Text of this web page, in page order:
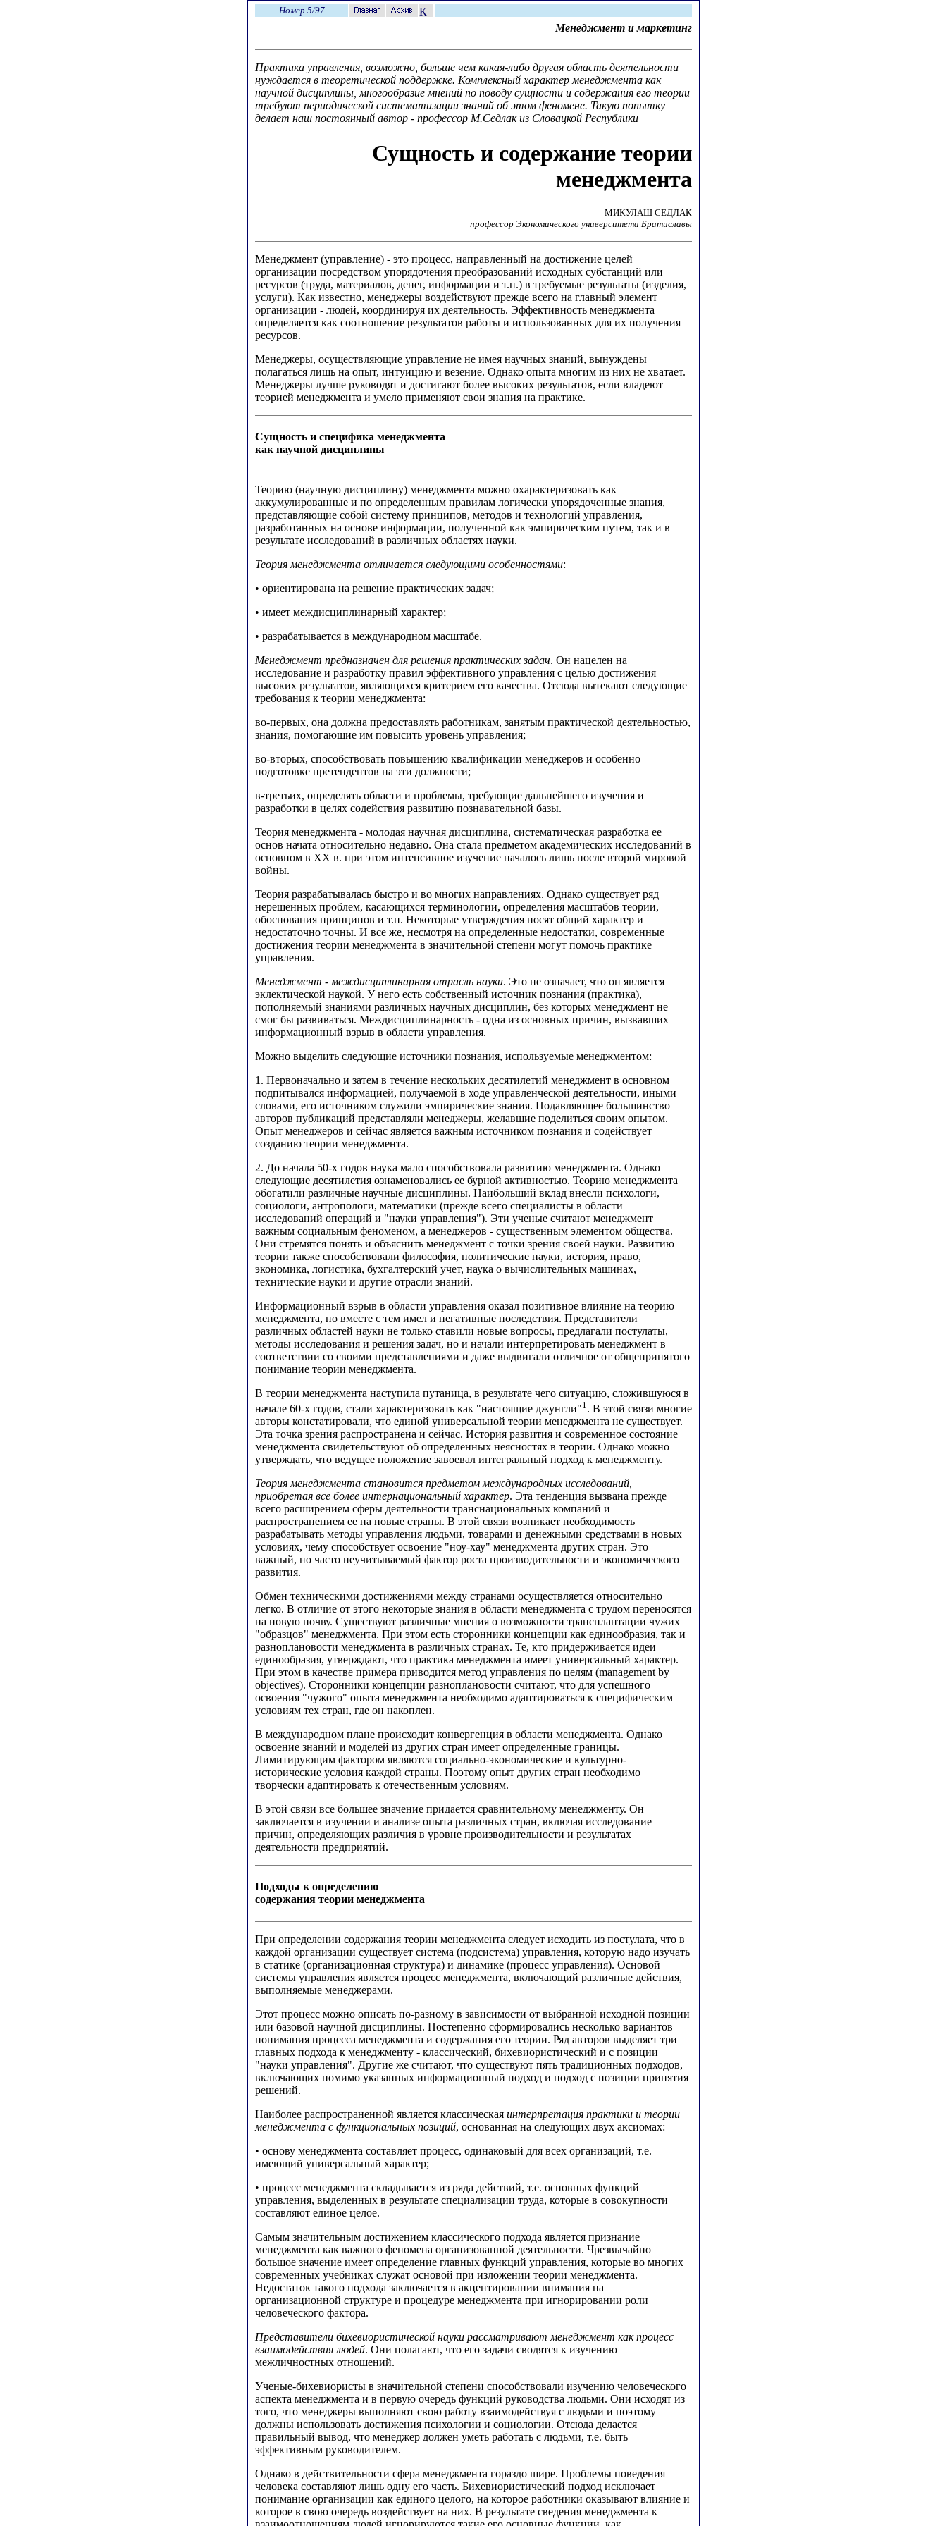
Номер 5/97
Менеджмент и маркетинг
Практика управления, возможно, больше чем какая-либо другая область деятельности
нуждается в теоретической поддержке. Комплексный характер менеджмента как
научной дисциплины, многообразие мнений по поводу сущности и содержания его теории
требуют периодической систематизации знаний об этом феномене. Такую попытку
делает наш постоянный автор - профессор М.Седлак из Словацкой Республики
Сущность и содержание теории
менеджмента
МИКУЛАШ СЕДЛАК
профессор Экономического университета Братиславы
Менеджмент (управление) - это процесс, направленный на достижение целей
организации посредством упорядочения преобразований исходных субстанций или
ресурсов (труда, материалов, денег, информации и т.п.) в требуемые результаты (изделия,
услуги). Как известно, менеджеры воздействуют прежде всего на главный элемент
организации - людей, координируя их деятельность. Эффективность менеджмента
определяется как соотношение результатов работы и использованных для их получения
ресурсов.
Менеджеры, осуществляющие управление не имея научных знаний, вынуждены
полагаться лишь на опыт, интуицию и везение. Однако опыта многим из них не хватает.
Менеджеры лучше руководят и достигают более высоких результатов, если владеют
теорией менеджмента и умело применяют свои знания на практике.
Сущность и специфика менеджмента
как научной дисциплины
Теорию (научную дисциплину) менеджмента можно охарактеризовать как
аккумулированные и по определенным правилам логически упорядоченные знания,
представляющие собой систему принципов, методов и технологий управления,
разработанных на основе информации, полученной как эмпирическим путем, так и в
результате исследований в различных областях науки.
Теория менеджмента отличается следующими особенностями:
• ориентирована на решение практических задач;
• имеет междисциплинарный характер;
• разрабатывается в международном масштабе.
Менеджмент предназначен для решения практических задач. Он нацелен на
исследование и разработку правил эффективного управления с целью достижения
высоких результатов, являющихся критерием его качества. Отсюда вытекают следующие
требования к теории менеджмента:
во-первых, она должна предоставлять работникам, занятым практической деятельностью,
знания, помогающие им повысить уровень управления;
во-вторых, способствовать повышению квалификации менеджеров и особенно
подготовке претендентов на эти должности;
в-третьих, определять области и проблемы, требующие дальнейшего изучения и
разработки в целях содействия развитию познавательной базы.
Теория менеджмента - молодая научная дисциплина, систематическая разработка ее
основ начата относительно недавно. Она стала предметом академических исследований в
основном в XX в. при этом интенсивное изучение началось лишь после второй мировой
войны.
Теория разрабатывалась быстро и во многих направлениях. Однако существует ряд
нерешенных проблем, касающихся терминологии, определения масштабов теории,
обоснования принципов и т.п. Некоторые утверждения носят общий характер и
недостаточно точны. И все же, несмотря на определенные недостатки, современные
достижения теории менеджмента в значительной степени могут помочь практике
управления.
Менеджмент - междисциплинарная отрасль науки. Это не означает, что он является
эклектической наукой. У него есть собственный источник познания (практика),
пополняемый знаниями различных научных дисциплин, без которых менеджмент не
смог бы развиваться. Междисциплинарность - одна из основных причин, вызвавших
информационный взрыв в области управления.
Можно выделить следующие источники познания, используемые менеджментом:
1. Первоначально и затем в течение нескольких десятилетий менеджмент в основном
подпитывался информацией, получаемой в ходе управленческой деятельности, иными
словами, его источником служили эмпирические знания. Подавляющее большинство
авторов публикаций представляли менеджеры, желавшие поделиться своим опытом.
Опыт менеджеров и сейчас является важным источником познания и содействует
созданию теории менеджмента.
2. До начала 50-х годов наука мало способствовала развитию менеджмента. Однако
следующие десятилетия ознаменовались ее бурной активностью. Теорию менеджмента
обогатили различные научные дисциплины. Наибольший вклад внесли психологи,
социологи, антропологи, математики (прежде всего специалисты в области
исследований операций и "науки управления"). Эти ученые считают менеджмент
важным социальным феноменом, а менеджеров - существенным элементом общества.
Они стремятся понять и объяснить менеджмент с точки зрения своей науки. Развитию
теории также способствовали философия, политические науки, история, право,
экономика, логистика, бухгалтерский учет, наука о вычислительных машинах,
технические науки и другие отрасли знаний.
Информационный взрыв в области управления оказал позитивное влияние на теорию
менеджмента, но вместе с тем имел и негативные последствия. Представители
различных областей науки не только ставили новые вопросы, предлагали постулаты,
методы исследования и решения задач, но и начали интерпретировать менеджмент в
соответствии со своими представлениями и даже выдвигали отличное от общепринятого
понимание теории менеджмента.
В теории менеджмента наступила путаница, в результате чего ситуацию, сложившуюся в
начале 60-х годов, стали характеризовать как "настоящие джунгли"1 . В этой связи многие
авторы констатировали, что единой универсальной теории менеджмента не существует.
Эта точка зрения распространена и сейчас. История развития и современное состояние
менеджмента свидетельствуют об определенных неясностях в теории. Однако можно
утверждать, что ведущее положение завоевал интегральный подход к менеджменту.
Теория менеджмента становится предметом международных исследований,
приобретая все более интернациональный характер. Эта тенденция вызвана прежде
всего расширением сферы деятельности транснациональных компаний и
распространением ее на новые страны. В этой связи возникает необходимость
разрабатывать методы управления людьми, товарами и денежными средствами в новых
условиях, чему способствует освоение "ноу-хау" менеджмента других стран. Это
важный, но часто неучитываемый фактор роста производительности и экономического
развития.
Обмен техническими достижениями между странами осуществляется относительно
легко. В отличие от этого некоторые знания в области менеджмента с трудом переносятся
на новую почву. Существуют различные мнения о возможности трансплантации чужих
"образцов" менеджмента. При этом есть сторонники концепции как единообразия, так и
разноплановости менеджмента в различных странах. Те, кто придерживается идеи
единообразия, утверждают, что практика менеджмента имеет универсальный характер.
При этом в качестве примера приводится метод управления по целям (management by
objectives). Сторонники концепции разноплановости считают, что для успешного
освоения "чужого" опыта менеджмента необходимо адаптироваться к специфическим
условиям тех стран, где он накоплен.
В международном плане происходит конвергенция в области менеджмента. Однако
освоение знаний и моделей из других стран имеет определенные границы.
Лимитирующим фактором являются социально-экономические и культурно-
исторические условия каждой страны. Поэтому опыт других стран необходимо
творчески адаптировать к отечественным условиям.
В этой связи все большее значение придается сравнительному менеджменту. Он
заключается в изучении и анализе опыта различных стран, включая исследование
причин, определяющих различия в уровне производительности и результатах
деятельности предприятий.
Подходы к определению
содержания теории менеджмента
При определении содержания теории менеджмента следует исходить из постулата, что в
каждой организации существует система (подсистема) управления, которую надо изучать
в статике (организационная структура) и динамике (процесс управления). Основой
системы управления является процесс менеджмента, включающий различные действия,
выполняемые менеджерами.
Этот процесс можно описать по-разному в зависимости от выбранной исходной позиции
или базовой научной дисциплины. Постепенно сформировались несколько вариантов
понимания процесса менеджмента и содержания его теории. Ряд авторов выделяет три
главных подхода к менеджменту - классический, бихевиористический и с позиции
"науки управления". Другие же считают, что существуют пять традиционных подходов,
включающих помимо указанных информационный подход и подход с позиции принятия
решений.
Наиболее распространенной является классическая интерпретация практики и теории
менеджмента с функциональных позиций, основанная на следующих двух аксиомах:
• основу менеджмента составляет процесс, одинаковый для всех организаций, т.е.
имеющий универсальный характер;
• процесс менеджмента складывается из ряда действий, т.е. основных функций
управления, выделенных в результате специализации труда, которые в совокупности
составляют единое целое.
Самым значительным достижением классического подхода является признание
менеджмента как важного феномена организованной деятельности. Чрезвычайно
большое значение имеет определение главных функций управления, которые во многих
современных учебниках служат основой при изложении теории менеджмента.
Недостаток такого подхода заключается в акцентировании внимания на
организационной структуре и процедуре менеджмента при игнорировании роли
человеческого фактора.
Представители бихевиористической науки рассматривают менеджмент как процесс
взаимодействия людей. Они полагают, что его задачи сводятся к изучению
межличностных отношений.
Ученые-бихевиористы в значительной степени способствовали изучению человеческого
аспекта менеджмента и в первую очередь функций руководства людьми. Они исходят из
того, что менеджеры выполняют свою работу взаимодействуя с людьми и поэтому
должны использовать достижения психологии и социологии. Отсюда делается
правильный вывод, что менеджер должен уметь работать с людьми, т.е. быть
эффективным руководителем.
Однако в действительности сфера менеджмента гораздо шире. Проблемы поведения
человека составляют лишь одну его часть. Бихевиористический подход исключает
понимание организации как единого целого, на которое работники оказывают влияние и
которое в свою очередь воздействует на них. В результате сведения менеджмента к